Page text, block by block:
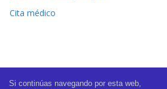
Cita médico
Si continúas navegando por esta web,